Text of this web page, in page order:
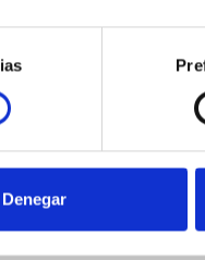
Denegar
(radio Digital)
Europa
Carplay
y limpiaparabrisas
CLASSIC